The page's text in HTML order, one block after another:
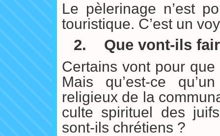
Le pèlerinage n’est
touristique. C’est un
2. Que vont-ils
Certains vont pour
Mais qu’est-ce
religieux de la
culte spirituel des
sont-ils chrétiens ?